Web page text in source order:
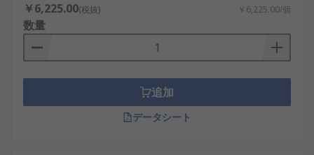
￥6,225.00(税抜) ￥6,225.00/個
数量
追加
データシート